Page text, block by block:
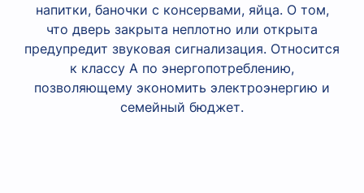
напитки, баночки с консервами, яйца. О том,
что дверь закрыта неплотно или открыта
предупредит звуковая сигнализация. Относится
к классу А по энергопотреблению,
позволяющему экономить электроэнергию и
семейный бюджет.